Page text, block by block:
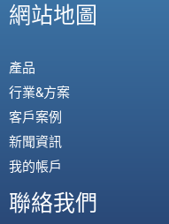
網站地圖
產品
行業&方案
客戶案例
新聞資訊
我的帳戶
聯絡我們